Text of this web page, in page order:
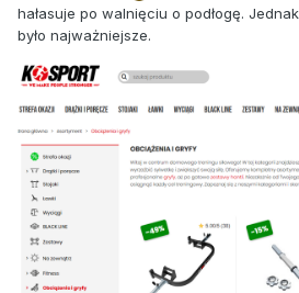
hałasuje po walnięciu o podłogę.
było najważniejsze.